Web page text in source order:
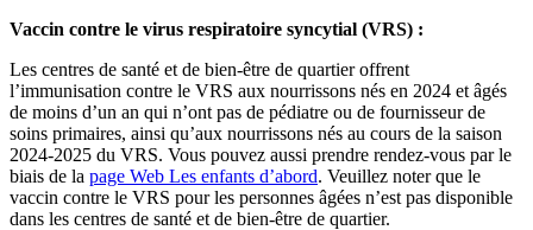
Vaccin contre le virus respiratoire syncytial (VRS) :
Les centres de santé et de bien-être de quartier offrent
l’immunisation contre le VRS aux nourrissons nés en 2024 et âgés
de moins d’un an qui n’ont pas de pédiatre ou de fournisseur de
soins primaires, ainsi qu’aux nourrissons nés au cours de la saison
2024-2025 du VRS. Vous pouvez aussi prendre rendez-vous par le
biais de la page Web Les enfants d’abord. Veuillez noter que le
vaccin contre le VRS pour les personnes âgées n’est pas disponible
dans les centres de santé et de bien-être de quartier.